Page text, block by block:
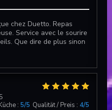
chez Duetto. Repas
Service avec le sourire
Que dire de plus sinon
: 5/5 Qualität / Preis : 4/5